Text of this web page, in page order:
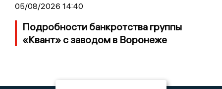
05/08/2026 14:40
Подробности банкротства группы
«Квант» с заводом в Воронеже